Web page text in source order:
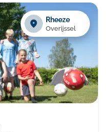
Rheeze
Overijssel